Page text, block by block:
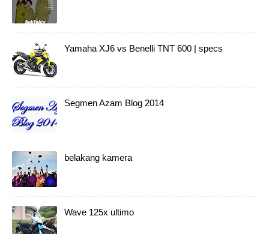
Yamaha XJ6 vs Benelli TNT 600 | specs
Segmen Azam Blog 2014
belakang kamera
Wave 125x ultimo